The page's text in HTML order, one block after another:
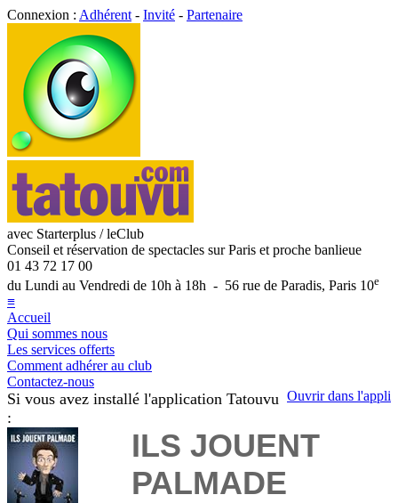
Connexion : Adhérent - Invité - Partenaire
avec Starterplus / leClub
Conseil et réservation de spectacles sur Paris et proche banlieue
01 43 72 17 00
du Lundi au Vendredi de 10h à 18h - 56 rue de Paradis, Paris 10e
≡
Accueil
Qui sommes nous
Les services offerts
Comment adhérer au club
Contactez-nous
Ouvrir dans l'appli
Si vous avez installé l'application Tatouvu
:
ILS JOUENT
PALMADE